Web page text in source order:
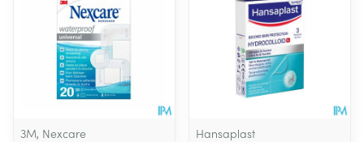
3M, Nexcare
Hansaplast